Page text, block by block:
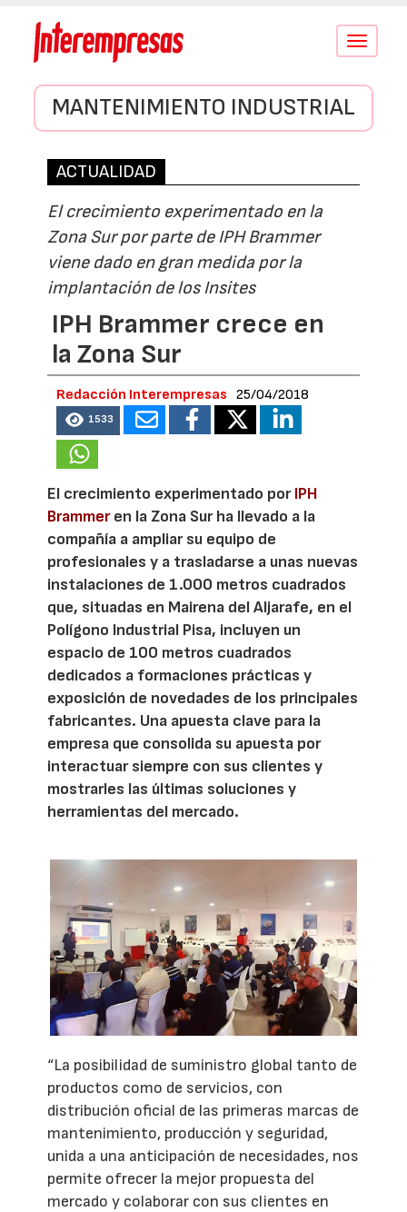
Conmutar
MANTENIMIENTO INDUSTRIAL
ACTUALIDAD
El crecimiento experimentado en la
Zona Sur por parte de IPH Brammer
viene dado en gran medida por la
implantación de los Insites
IPH Brammer crece en
la Zona Sur
Redacción Interempresas 25/04/2018
1533
El crecimiento experimentado porIPH
Brammeren la Zona Sur ha llevado a la
compañía a ampliar su equipo de
profesionales y a trasladarse a unas nuevas
instalaciones de 1.000 metros cuadrados
que, situadas en Mairena del Aljarafe, en el
Polígono Industrial Pisa, incluyen un
espacio de 100 metros cuadrados
dedicados a formaciones prácticas y
exposición de novedades de los principales
fabricantes. Una apuesta clave para la
empresa que consolida su apuesta por
interactuar siempre con sus clientes y
mostrarles las últimas soluciones y
herramientas del mercado.
“La posibilidad de suministro global tanto de
productos como de servicios, con
distribución oficial de las primeras marcas de
mantenimiento, producción y seguridad,
unida a una anticipación de necesidades, nos
permite ofrecer la mejor propuesta del
mercado y colaborar con sus clientes en